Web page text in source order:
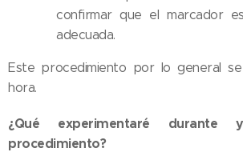
confirmar que el marcador
adecuada.
Este procedimiento por lo general
hora.
¿Qué experimentaré durante
procedimiento?